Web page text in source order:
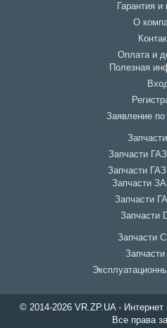
Гарантия и
О
Оплата и
Полезная
Заявление
Запчасти
Запчасти
Запчасти
Запчасти
Запчасти
Запчасти
© 2014-2026 VR.ZP.UA -
Все права